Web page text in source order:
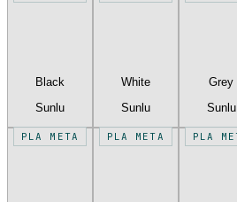
Black
Sunlu
White
Sunlu
Grey
Sunlu
PLA META PLA META PLA